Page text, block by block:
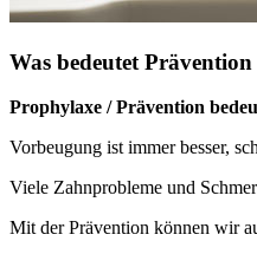
Was bedeutet
Prophylaxe / Prävention
Vorbeugung ist immer besser,
Viele Zahnprobleme und
Mit der Prävention können wir